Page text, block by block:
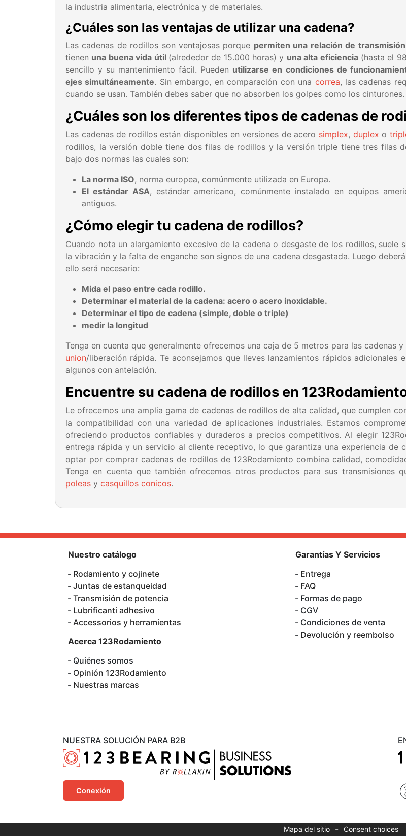
la industria alimentaria, electrónica y de materiales.
¿Cuáles son las ventajas de utilizar una cadena?
Las cadenas de rodillos son ventajosas porque permiten una relación de
tienen una buena vida útil (alrededor de 15.000 horas) y una alta eficiencia(hasta el
sencillo y su mantenimiento fácil. Pueden utilizarse en condiciones de
ejes simultáneamente. Sin embargo, en comparación con una correa, las cadenas
cuando se usan. También debes saber que no absorben los golpes como los cinturones.
¿Cuáles son los diferentes tipos de cadenas de
Las cadenas de rodillos están disponibles en versiones de acero simplex, duplex o
rodillos, la versión doble tiene dos filas de rodillos y la versión triple tiene tres filas
bajo dos normas las cuales son:
La norma ISO, norma europea, comúnmente utilizada en Europa.
El estándar ASA, estándar americano, comúnmente instalado en equipos
antiguos.
¿Cómo elegir tu cadena de rodillos?
Cuando nota un alargamiento excesivo de la cadena o desgaste de los rodillos, suele
la vibración y la falta de enganche son signos de una cadena desgastada. Luego
ello será necesario:
Mida el paso entre cada rodillo.
Determinar el material de la cadena: acero o acero inoxidable.
Determinar el tipo de cadena (simple, doble o triple)
medir la longitud
Tenga en cuenta que generalmente ofrecemos una caja de 5 metros para las cadenas
union/liberación rápida. Te aconsejamos que lleves lanzamientos rápidos adicionales
algunos con antelación.
Encuentre su cadena de rodillos en
Le ofrecemos una amplia gama de cadenas de rodillos de alta calidad, que cumplen
la compatibilidad con una variedad de aplicaciones industriales. Estamos
ofreciendo productos confiables y duraderos a precios competitivos. Al elegir
entrega rápida y un servicio al cliente receptivo, lo que garantiza una experiencia de
optar por comprar cadenas de rodillos de 123Rodamiento combina calidad,
Tenga en cuenta que también ofrecemos otros productos para sus transmisiones
poleas y casquillos conicos.
NUESTRA SOLUCIÓN PARA B2B
Conexión
Nuestro catálogo
Rodamiento y cojinete
Juntas de estanqueidad
Transmisión de potencia
Lubrificanti adhesivo
Accessorios y herramientas
Acerca 123Rodamiento
Quiénes somos
Opinión 123Rodamiento
Nuestras marcas
Garantías Y Servicios
Entrega
FAQ
Formas de pago
CGV
Condiciones de venta
Devolución y reembolso
Mapa del sitio - Consent choices